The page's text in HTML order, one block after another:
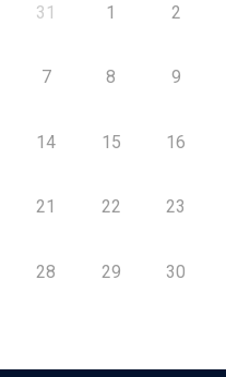
31 1 2
7 8 9
14 15 16
21 22 23
28 29 30